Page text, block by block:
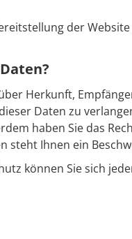
der
Herkunft,
Daten zu
haben Sie das
steht Ihnen ein
können Sie sich